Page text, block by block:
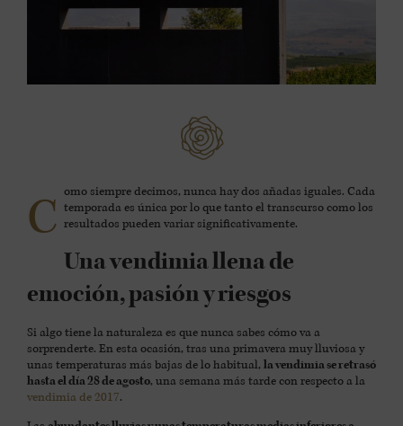
C omo siempre decimos, nunca hay dos añadas iguales. Cada
temporada es única por lo que tanto el transcurso como los
resultados pueden variar significativamente.
Una vendimia llena de
emoción, pasión y riesgos
Si algo tiene la naturaleza es que nunca sabes cómo va a
sorprenderte. En esta ocasión, tras una primavera muy lluviosa y
unas temperaturas más bajas de lo habitual, la vendimia se retrasó
hasta el día 28 de agosto, una semana más tarde con respecto a la
vendimia de 2017.